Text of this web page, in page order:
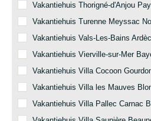
Vakantiehuis Thorigné-d'Anjou
Vakantiehuis Turenne Meyssac
Vakantiehuis Vals-Les-Bains
Vakantiehuis Vierville-sur-Mer
Vakantiehuis Villa Cocoon
Vakantiehuis Villa les Mauves
Vakantiehuis Villa Pallec Carnac